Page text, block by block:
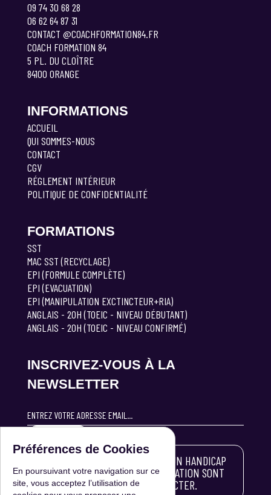
Préférences de Cookies
En poursuivant votre navigation sur ce
site, vous acceptez l’utilisation de
09 74 30 68 28
06 62 64 87 31
CONTACT @COACHFORMATION84.FR
COACH FORMATION 84
5 PL. DU CLOÎTRE
84100 ORANGE
INFORMATIONS
ACCUEIL
QUI SOMMES-NOUS
CONTACT
CGV
RÉGLEMENT INTÉRIEUR
POLITIQUE DE CONFIDENTIALITÉ
FORMATIONS
SST
MAC SST (RECYCLAGE)
EPI (FORMULE COMPLÈTE)
EPI (EVACUATION)
EPI (MANIPULATION EXCTINCTEUR+RIA)
ANGLAIS - 20H (TOEIC - NIVEAU DÉBUTANT)
ANGLAIS - 20H (TOEIC - NIVEAU CONFIRMÉ)
INSCRIVEZ-VOUS À LA
NEWSLETTER
LES PERSONNES ATTEINTES D'UN HANDICAP
SOUHAITANT SUIVRE UNE FORMATION SONT
INVITÉES À NOUS CONTACTER.